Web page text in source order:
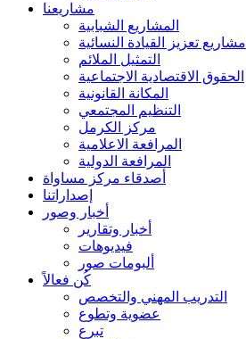
مشاريعنا
المشاريع الشبابية
مشاريع تعزيز القيادة النسائية
التمثيل الملائم
الحقوق الاقتصادية الاجتماعية
المكانة القانونية
التنظيم المجتمعي
مركز الكرمل
المرافعة الاعلامية
المرافعة الدولية
أصدقاء مركز مساواة
إصداراتنا
أخبار وصور
أخبار وتقارير
فيديوهات
ألبومات صور
كُن فعالاً
التدريب المهني والتخصص
عضوية وتطوع
تبرع